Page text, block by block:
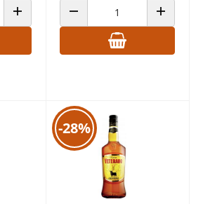
ANZAHL ERHÖHENANZAHL VERRINGERN ANZAHL
-28%